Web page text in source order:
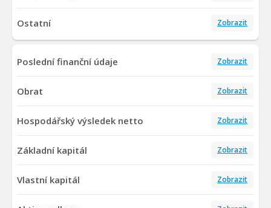
Ostatní Zobrazit
Poslední finanční údaje Zobrazit
Obrat Zobrazit
Hospodářský výsledek netto Zobrazit
Základní kapitál Zobrazit
Vlastní kapitál Zobrazit